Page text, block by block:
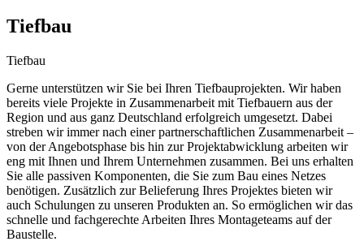
Tiefbau
Tiefbau
Gerne unterstützen wir Sie bei Ihren Tiefbauprojekten. Wir haben
bereits viele Projekte in Zusammenarbeit mit Tiefbauern aus der
Region und aus ganz Deutschland erfolgreich umgesetzt. Dabei
streben wir immer nach einer partnerschaftlichen Zusammenarbeit –
von der Angebotsphase bis hin zur Projektabwicklung arbeiten wir
eng mit Ihnen und Ihrem Unternehmen zusammen. Bei uns erhalten
Sie alle passiven Komponenten, die Sie zum Bau eines Netzes
benötigen. Zusätzlich zur Belieferung Ihres Projektes bieten wir
auch Schulungen zu unseren Produkten an. So ermöglichen wir das
schnelle und fachgerechte Arbeiten Ihres Montageteams auf der
Baustelle.